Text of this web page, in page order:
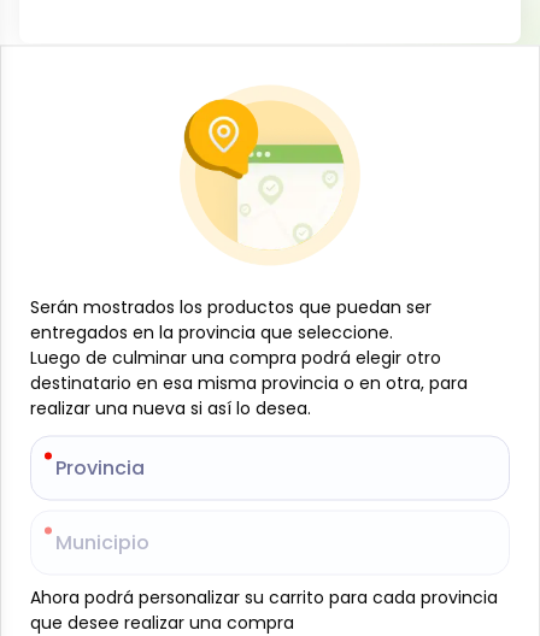
Flan de chocolate, 60 g, Apti
B-JAM-001-847
-
Añadir al carrito
Delicioso flan de chocolate en polvo, fácil y rápido
de preparar. Ideal como postre individual o para
compartir en familia, con un sabor suave, cremoso y
chocolatoso que encanta a grandes y pequeños.
Presentación de 60 g, práctica y lista para
transformar tus recetas en un postre irresistible.
Modo de preparación:
Vierta el contenido del paquete en un recipiente y
Serán mostrados los productos que puedan ser
entregados en la provincia que seleccione.
Luego de culminar una compra podrá elegir otro
destinatario en esa misma provincia o en otra, para
realizar una nueva si así lo desea.
Provincia
Municipio
Ahora podrá personalizar su carrito para cada provincia
que desee realizar una compra
Serán mostrados los productos que puedan ser
entregados en la provincia que seleccione.
Luego de culminar una compra podrá elegir otro
destinatario en esa misma provincia o en otra, para
realizar una nueva si así lo desea.
Provincia
Municipio
Ahora podrá personalizar su carrito para cada provincia
que desee realizar una compra